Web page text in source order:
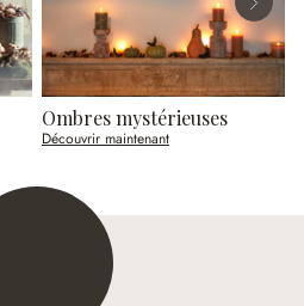
Ombres mystérieuses
Découvrir maintenant